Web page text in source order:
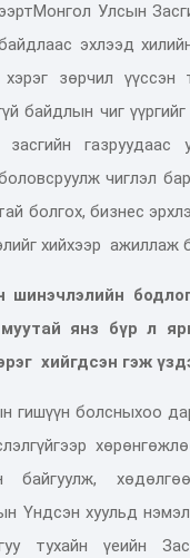
Монгол Улсын З
эхлээд
хэрэг зөрчил үүссэн
байдлын чиг
газруудаас
чиглэл
болгох, бизнес
ийг хийхээр ажиллаж
шинэчлэлийн
янз бүр л
хийгдсэн гэж
гишүүн болсныхоо
байгуулж,
Үндсэн хуульд
тухайн үеийн З